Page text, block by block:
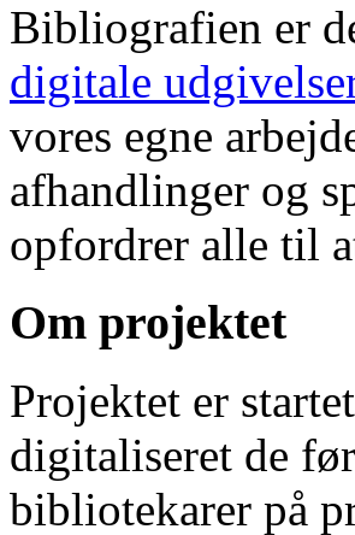
Bibliografien er
digitale
vores egne
afhandlinger og
opfordrer alle til
Om projektet
Projektet er
digitaliseret de
bibliotekarer på